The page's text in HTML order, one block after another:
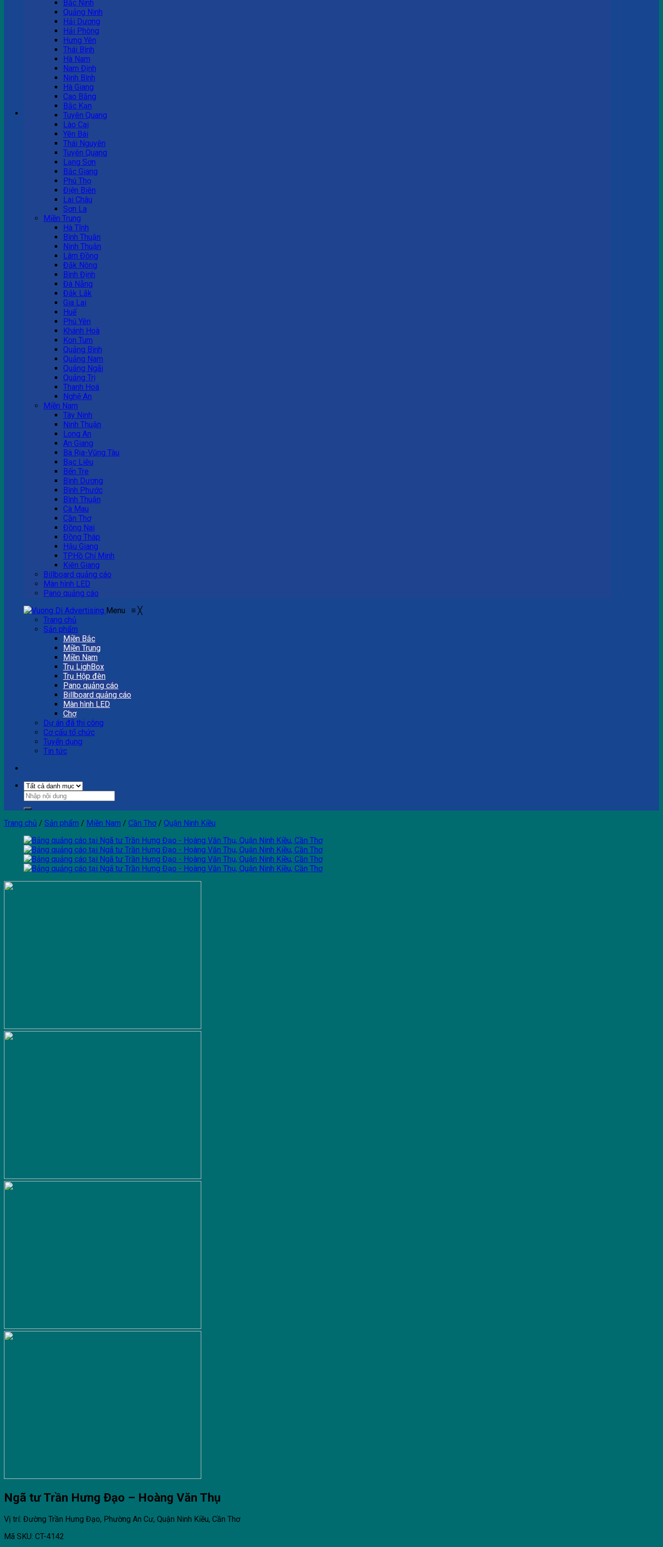
Tư vấn bán hàng
0983 863 488
Hotline hỗ trợ
0983 863 488
Giỏ hàng
Chưa có sản phẩm trong giỏ hàng.
Bắc Ninh
Quảng Ninh
Hải Dương
Hải Phòng
Hưng Yên
Thái Bình
Hà Nam
Nam Định
Ninh Bình
Hà Giang
Cao Bằng
Bắc Kạn
Tuyên Quang
Lào Cai
Yên Bái
Thái Nguyên
Tuyên Quang
Lạng Sơn
Bắc Giang
Phú Thọ
Điện Biên
Lai Châu
Sơn La
Miền Trung
Hà Tĩnh
Bình Thuận
Ninh Thuận
Lâm Đồng
Đắk Nông
Bình Định
Đà Nẵng
Đắk Lắk
Gia Lai
Huế
Phú Yên
Khánh Hoà
Kon Tum
Quảng Bình
Quảng Nam
Quảng Ngãi
Quảng Trị
Thanh Hoá
Nghệ An
Miền Nam
Tây Ninh
Ninh Thuận
Long An
An Giang
Bà Rịa-Vũng Tàu
Bạc Liêu
Bến Tre
Bình Dương
Bình Phước
Bình Thuận
Cà Mau
Cần Thơ
Đồng Nai
Đồng Tháp
Hậu Giang
TP.Hồ Chí Minh
Kiên Giang
Billboard quảng cáo
Màn hình LED
Pano quảng cáo
Menu ≡ ╳
Trang chủ
Sản phẩm
Miền Bắc
Miền Trung
Miền Nam
Trụ LighBox
Trụ Hộp đèn
Pano quảng cáo
Billboard quảng cáo
Màn hình LED
Chợ
Dự án đã thi công
Cơ cấu tổ chức
Tuyển dụng
Tin tức
Trang chủ / Sản phẩm / Miền Nam / Cần Thơ / Quận Ninh Kiều
Ngã tư Trần Hưng Đạo – Hoàng Văn Thụ
Vị trí: Đường Trần Hưng Đạo, Phường An Cư, Quận Ninh Kiều, Cần Thơ
Mã SKU: CT-4142